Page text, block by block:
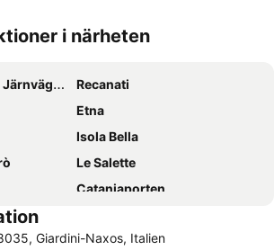
i närheten
Recanati
Etna
Isola Bella
Le Salette
Cataniaporten
Grekiska Teatern
Giardini-Naxos, Italien